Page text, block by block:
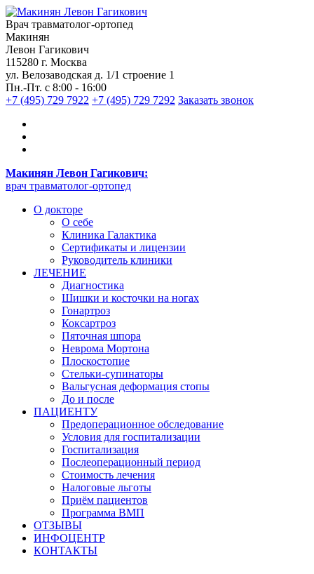
Врач травматолог-ортопед
Макинян
Левон Гагикович
115280 г. Москва
ул. Велозаводская д. 1/1 строение 1
Пн.-Пт. с 8:00 - 16:00
+7 (495) 729 7922 +7 (495) 729 7292 Заказать звонок
Макинян Левон Гагикович:
врач травматолог-ортопед
О докторе
О себе
Клиника Галактика
Сертификаты и лицензии
Руководитель клиники
ЛЕЧЕНИЕ
Диагностика
Шишки и косточки на ногах
Гонартроз
Коксартроз
Пяточная шпора
Неврома Мортона
Плоскостопие
Стельки-супинаторы
Вальгусная деформация стопы
До и после
ПАЦИЕНТУ
Предоперационное обследование
Условия для госпитализации
Госпитализация
Послеоперационный период
Стоимость лечения
Налоговые льготы
Приём пациентов
Программа ВМП
ОТЗЫВЫ
ИНФОЦЕНТР
КОНТАКТЫ